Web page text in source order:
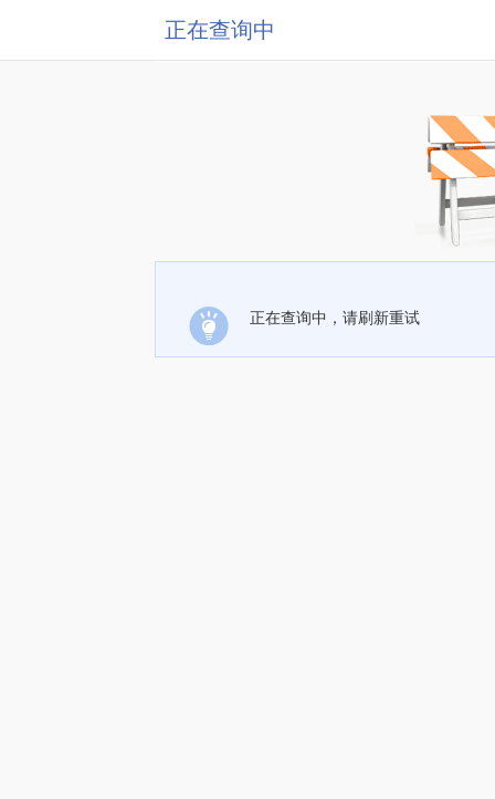
正在查询中
正在查询中，请刷新重试